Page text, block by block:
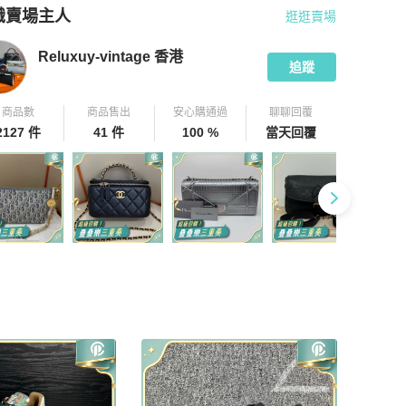
賣場主人
拍拍圈嚴選賣家 介紹
逛逛賣場
Reluxuy-vintage 香港
追蹤
商品數
件
商品售出
41 件
安心購通過
100 %
聊聊回覆
當天回覆